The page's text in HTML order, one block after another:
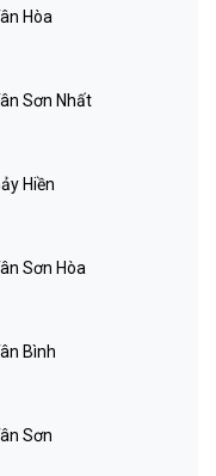
Hòa
Sơn Nhất
Hiền
Sơn Hòa
Bình
Sơn